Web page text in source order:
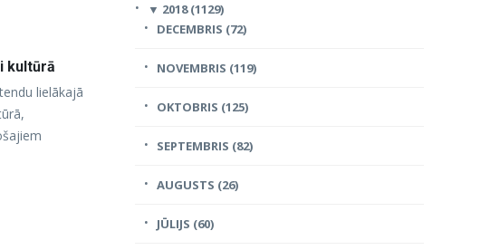
kultūrā
lielākajā
▼ 2018 (1129)
DECEMBRIS (72)
NOVEMBRIS (119)
OKTOBRIS (125)
SEPTEMBRIS (82)
AUGUSTS (26)
JŪLIJS (60)